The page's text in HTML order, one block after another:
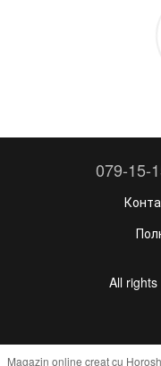
079-15-
All
Magazin online creat cu